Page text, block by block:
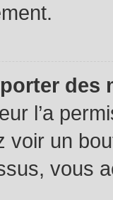
des
l’a
voir un
vous